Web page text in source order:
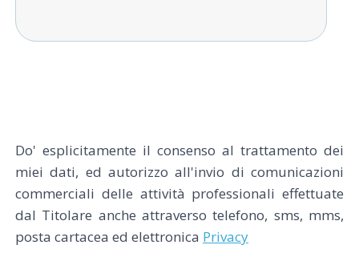
Do' esplicitamente il consenso al trattamento dei
miei dati, ed autorizzo all'invio di comunicazioni
commerciali delle attività professionali effettuate
dal Titolare anche attraverso telefono, sms, mms,
posta cartacea ed elettronica Privacy